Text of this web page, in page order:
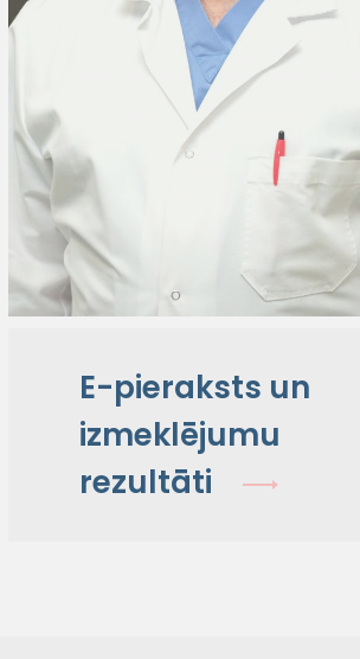
E-pieraksts un
izmeklējumu
rezultāti